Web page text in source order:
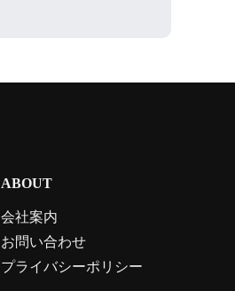
ABOUT
会社案内
お問い合わせ
プライバシーポリシー